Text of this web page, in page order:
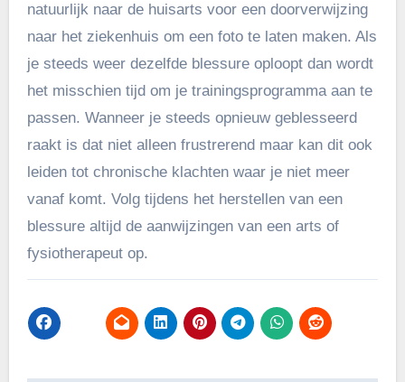
natuurlijk naar de huisarts voor een doorverwijzing
naar het ziekenhuis om een foto te laten maken. Als
je steeds weer dezelfde blessure oploopt dan wordt
het misschien tijd om je trainingsprogramma aan te
passen. Wanneer je steeds opnieuw geblesseerd
raakt is dat niet alleen frustrerend maar kan dit ook
leiden tot chronische klachten waar je niet meer
vanaf komt. Volg tijdens het herstellen van een
blessure altijd de aanwijzingen van een arts of
fysiotherapeut op.